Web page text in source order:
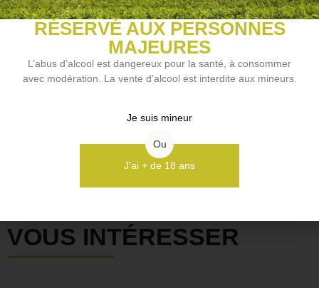
Style de vin
Vin de plaisir
D'AUTRES BOUTEILLES
VOUS INTÉRESSER
RÉSERVÉ AUX PERSONNES
MAJEURES
L’abus d’alcool est dangereux pour la santé, à consommer
avec modération. La vente d’alcool est interdite aux mineurs.
Je suis mineur
Ou
J'ai + de 18 ans